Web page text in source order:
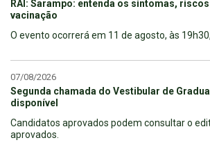
RAI: Sarampo: entenda os sintomas,
vacinação
O evento ocorrerá em 11 de agosto, às
07/08/2026
Segunda chamada do Vestibular de
disponível
Candidatos aprovados podem consultar o
aprovados.